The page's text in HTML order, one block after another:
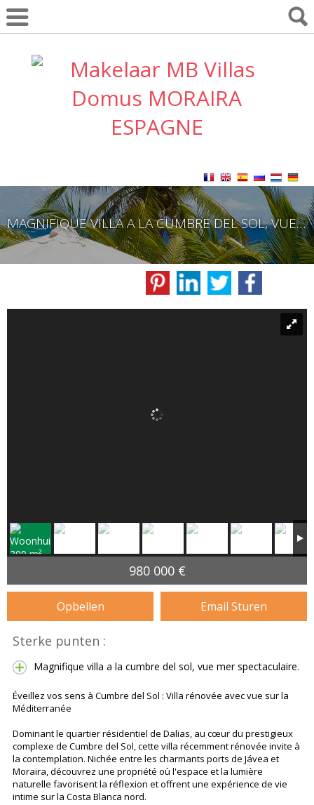
MAGNIFIQUE VILLA A LA CUMBRE DEL SOL, VUE MER SPECTACULAIRE.
980 000 €
Opbellen Email Sturen
Sterke punten :
Magnifique villa a la cumbre del sol, vue mer spectaculaire.
Éveillez vos sens à Cumbre del Sol : Villa rénovée avec vue sur la
Méditerranée
Dominant le quartier résidentiel de Dalias, au cœur du prestigieux
complexe de Cumbre del Sol, cette villa récemment rénovée invite à
la contemplation. Nichée entre les charmants ports de Jávea et
Moraira, découvrez une propriété où l'espace et la lumière
naturelle favorisent la réflexion et offrent une expérience de vie
intime sur la Costa Blanca nord.